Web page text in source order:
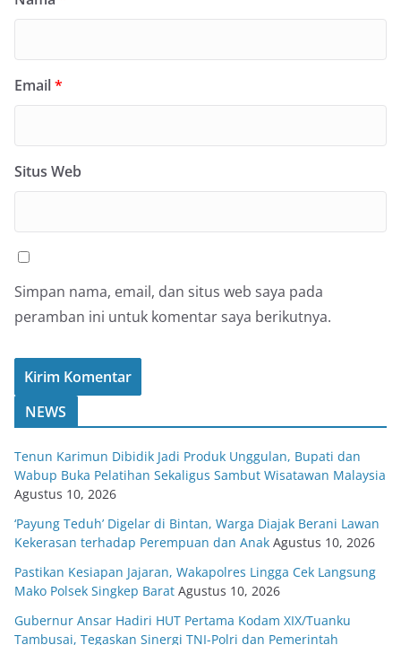
Email*
Situs Web
Simpan nama, email, dan situs web saya pada
peramban ini untuk komentar saya berikutnya.
NEWS
Tenun Karimun Dibidik Jadi Produk Unggulan, Bupati dan
Wabup Buka Pelatihan Sekaligus Sambut Wisatawan Malaysia
Agustus 10, 2026
‘Payung Teduh’ Digelar di Bintan, Warga Diajak Berani Lawan
Kekerasan terhadap Perempuan dan Anak Agustus 10, 2026
Pastikan Kesiapan Jajaran, Wakapolres Lingga Cek Langsung
Mako Polsek Singkep Barat Agustus 10, 2026
Gubernur Ansar Hadiri HUT Pertama Kodam XIX/Tuanku
Tambusai, Tegaskan Sinergi TNI-Polri dan Pemerintah